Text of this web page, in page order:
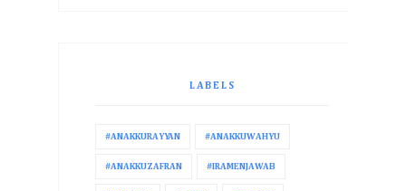
LABELS
#ANAKKURAYYAN #ANAKKUWAHYU
#ANAKKUZAFRAN #IRAMENJAWAB